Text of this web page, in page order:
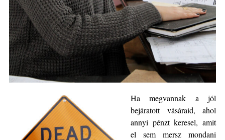
Ha megvannak a jól
bejáratott vásáraid, ahol
annyi pénzt keresel, amit
el sem mersz mondani